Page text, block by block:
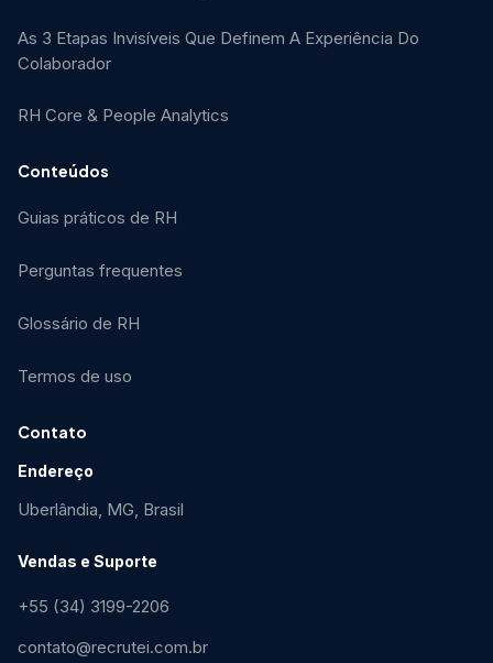
As 3 Etapas Invisíveis Que Definem A Experiência Do
Colaborador
RH Core & People Analytics
Conteúdos
Guias práticos de RH
Perguntas frequentes
Glossário de RH
Termos de uso
Contato
Endereço
Uberlândia, MG, Brasil
Vendas e Suporte
+55 (34) 3199-2206
contato@recrutei.com.br